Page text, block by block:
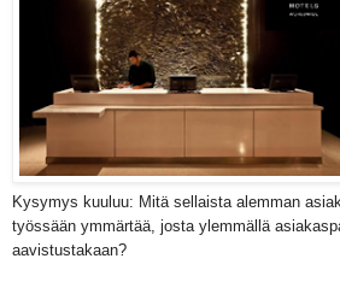
Kysymys kuuluu: Mitä sellaista alemman
työssään ymmärtää, josta ylemmällä
aavistustakaan?